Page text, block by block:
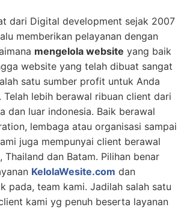
dari Digital development sejak 2007
memberikan pelayanan dengan
mengelola website yang baik
website yang telah dibuat sangat
satu sumber profit untuk Anda
Telah lebih berawal ribuan client dari
dan luar indonesia. Baik berawal
lembaga atau organisasi sampai
juga mempunyai client berawal
Thailand dan Batam. Pilihan benar
KelolaWesite.com dan
pada, team kami. Jadilah salah satu
kami yg penuh beserta layanan